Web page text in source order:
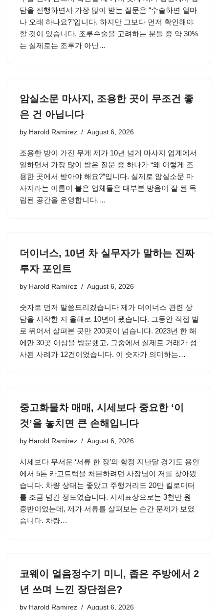
담을 진행하면서 가장 많이 받는 질문은 “수술하면 얼마
나 오래 하나요?”입니다. 하지만 그보다 먼저 확인해야
할 것이 있습니다. 조루수술을 고려하는 분들 중 약 30%
는 실제로는 조루가 아닌…
암실소문 마사지, 조용한 곳이 무조건 좋
은 건 아닙니다
by Harold Ramirez August 6, 2026
조용한 방이 가진 무게 제가 10년 넘게 마사지 업계에서
일하면서 가장 많이 받은 질문 중 하나가 “왜 이렇게 조
용한 곳에서 받아야 해요?”입니다. 실제로 암실소문 마
사지라는 이름이 붙은 업체들은 대부분 방음이 잘 된 독
립된 공간을 운영합니다.…
더이너스, 10년 차 실무자가 말하는 진짜
투자 포인트
by Harold Ramirez August 6, 2026
숫자로 먼저 말씀드리겠습니다 제가 더이너스 관련 상
담을 시작한 지 올해로 10년이 됐습니다. 그동안 직접 발
로 뛰어서 살펴본 곳만 200곳이 넘습니다. 2023년 한 해
에만 30곳 이상을 방문했고, 그중에서 실제로 거래가 성
사된 사례가 12건이었습니다. 이 숫자가 의미하는…
중고화물차 매매, 시세보다 중요한 ‘이
것’을 놓치면 큰 손해입니다
by Harold Ramirez August 6, 2026
시세보다 무서운 ‘서류 한 장’의 함정 지난달 경기도 용인
에서 5톤 카고트럭을 처분하려던 사장님이 저를 찾아왔
습니다. 차량 상태는 좋았고 주행거리도 20만 킬로미터
를 조금 넘긴 정도였습니다. 시세표상으로는 3천만 원
중반이었는데, 제가 서류를 살펴보는 순간 문제가 보였
습니다. 차량…
코웨이 얼음정수기 미니, 좁은 주방에서 2
년 쓰며 느낀 장단점은?
by Harold Ramirez August 6, 2026